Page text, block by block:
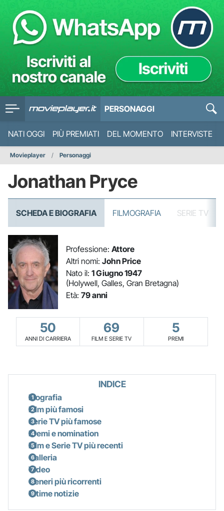
PERSONAGGI
NATI OGGI PIÙ PREMIATI DEL MOMENTO INTERVISTE
Movieplayer Personaggi
Jonathan Pryce
SCHEDA E BIOGRAFIA FILMOGRAFIA SERIE TV
Professione: Attore
Altri nomi: John Price
Nato il: 1 Giugno 1947
(Holywell, Galles, Gran Bretagna)
Età: 79 anni
50
ANNI DI CARRIERA
69
FILM E SERIE TV
5
PREMI
INDICE
Biografia
Film più famosi
Serie TV più famose
Premi e nomination
Film e Serie TV più recenti
Galleria
Video
Generi più ricorrenti
Ultime notizie